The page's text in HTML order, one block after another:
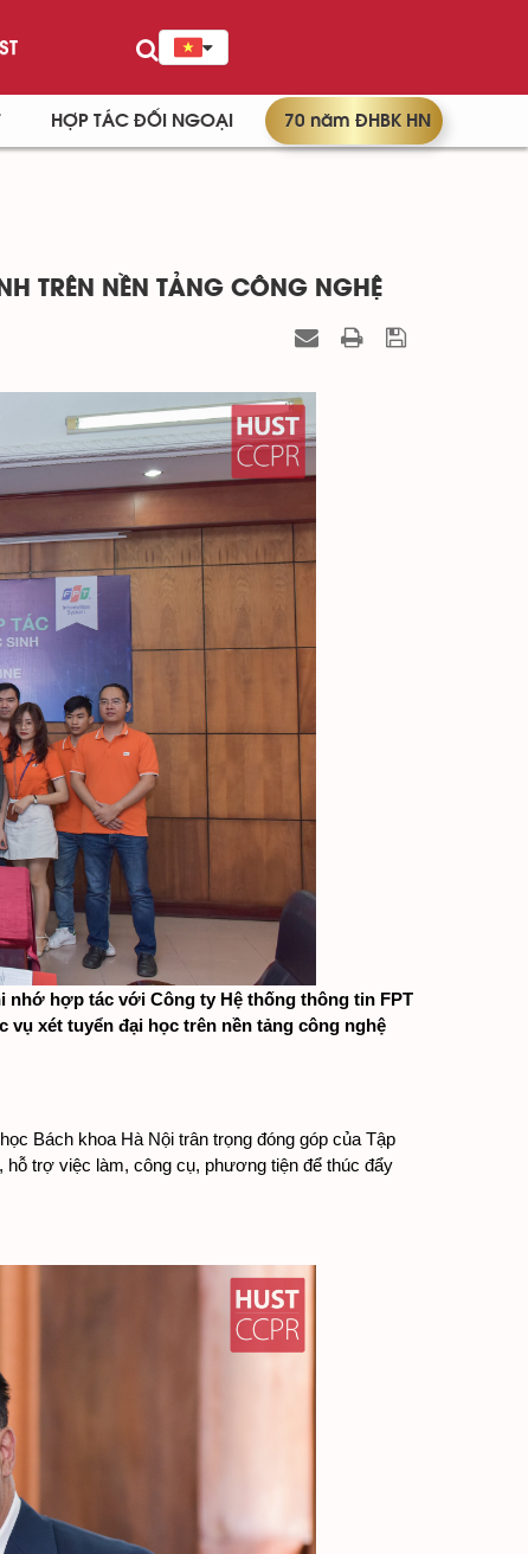
HỢP TÁC ĐỐI NGOẠI 70 năm ĐHBK HN
TRÊN NỀN TẢNG CÔNG NGHỆ
nhớ hợp tác với Công ty Hệ thống thông tin FPT
xét tuyển đại học trên nền tảng công nghệ
Bách khoa Hà Nội trân trọng đóng góp của Tập
hỗ trợ việc làm, công cụ, phương tiện để thúc đẩy